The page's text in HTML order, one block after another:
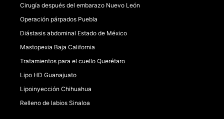
Cirugía después del embarazo Nuevo León
Operación párpados Puebla
Diástasis abdominal Estado de México
Mastopexia Baja California
Tratamientos para el cuello Querétaro
Lipo HD Guanajuato
Lipoinyección Chihuahua
Relleno de labios Sinaloa